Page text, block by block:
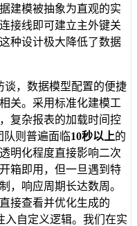
建模被抽象为直观的实
接线即可建立主外键关
种设计极大降低了数据
谈，数据模型配置的便捷
关。采用标准化建模工
复杂报表的加载时间控
队则普遍面临10秒以上的
明化程度直接影响二次
箱即用，但一旦遇到特
，响应周期长达数周。
接查看并优化生成的
入自定义逻辑。我们在实